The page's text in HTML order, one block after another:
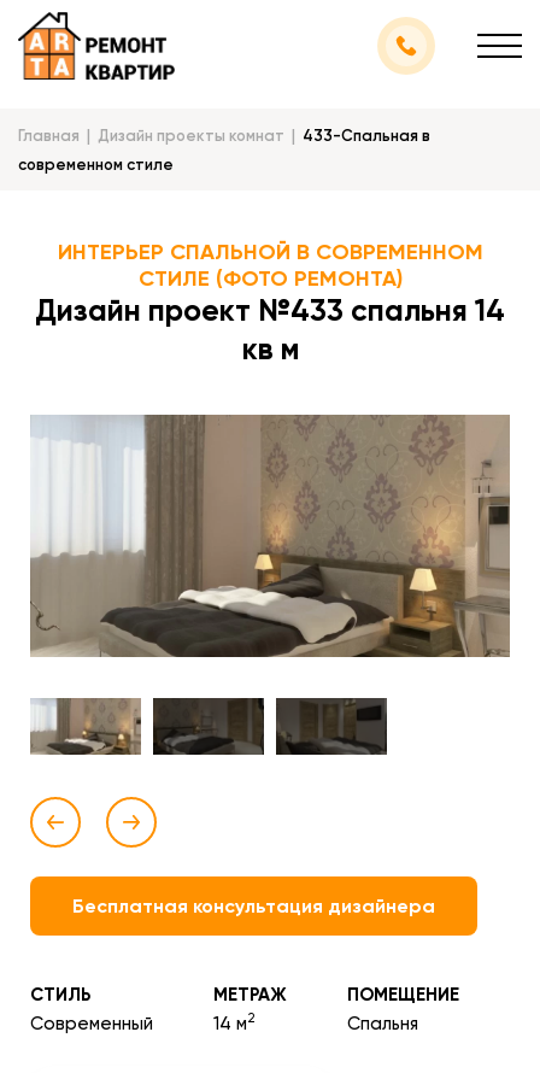
Главная Дизайн проекты комнат
433-Спальная в
современном стиле
ИНТЕРЬЕР СПАЛЬНОЙ В СОВРЕМЕННОМ
СТИЛЕ (ФОТО РЕМОНТА)
Дизайн проект №433 спальня 14
кв м
Бесплатная консультация дизайнера
СТИЛЬ
Современный
МЕТРАЖ
14 м2
ПОМЕЩЕНИЕ
Спальня